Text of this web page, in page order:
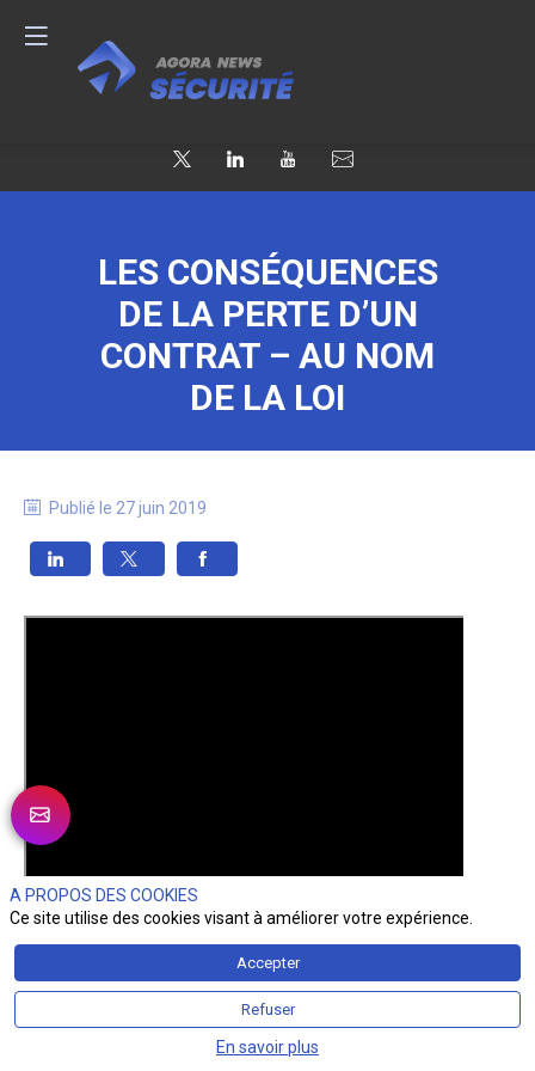
LES CONSÉQUENCES
DE LA PERTE D’UN
CONTRAT – AU NOM
DE LA LOI
Publié le 27 juin 2019
A PROPOS DES COOKIES
Ce site utilise des cookies visant à améliorer votre expérience.
Accepter
Refuser
En savoir plus